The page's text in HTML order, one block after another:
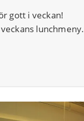
gott i veckan!
lunchmeny.